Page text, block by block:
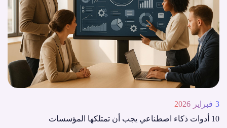
3 فبراير 2026
10 أدوات ذكاء اصطناعي يجب أن تمتلكها المؤسسات